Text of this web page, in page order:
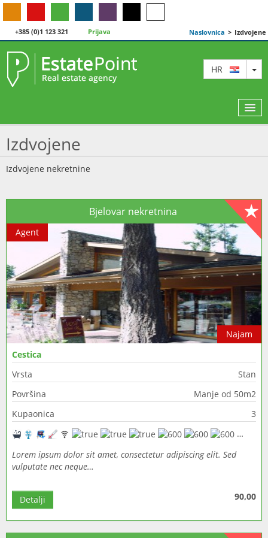
+385 (0)1 123 321 Prijava Naslovnica > Izdvojene
HR
IZDVOJENE
O NAMA
KONTAKT
Izdvojene
Izdvojene nekretnine
Bjelovar nekretnina
Najam
Agent
Cestica
Vrsta
Stan
Površina
Manje od 50m2
Kupaonica
3
Lorem ipsum dolor sit amet, consectetur adipiscing elit. Sed
vulputate nec neque…
90,00
Detalji